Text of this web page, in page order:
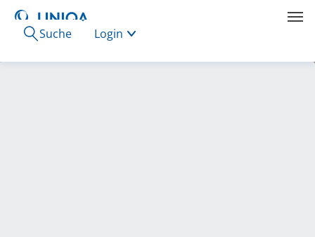
Suche Login